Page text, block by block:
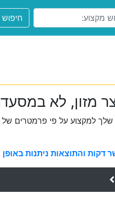
חיפוש
מזון, לא
למקצוע על פי פרמטרים של
והתוצאות ניתנות באופן